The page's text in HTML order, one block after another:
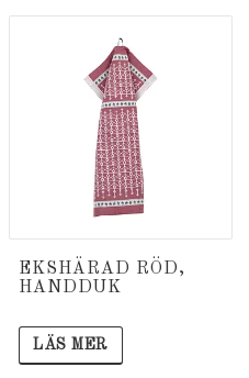
EKSHÄRAD RÖD,
HANDDUK
LÄS MER